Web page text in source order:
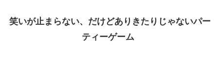
笑いが止まらない、だけどありきたりじゃないパー
ティーゲーム